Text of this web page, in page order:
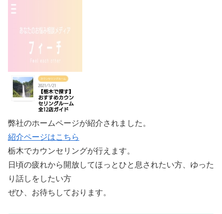
弊社のホームページが紹介されました。
紹介ページはこちら
栃木でカウンセリングが行えます。
日頃の疲れから開放してほっとひと息されたい方、ゆった
り話しをしたい方
ぜひ、お待ちしております。